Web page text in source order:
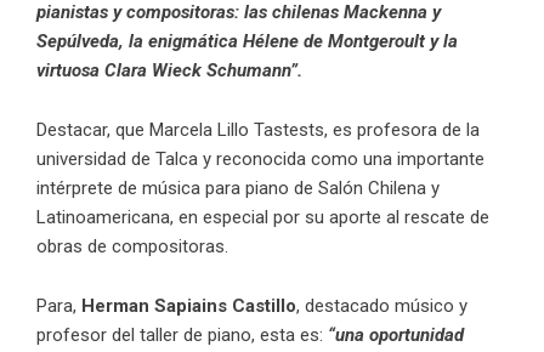
pianistas y compositoras: las chilenas Mackenna y
Sepúlveda, la enigmática Hélene de Montgeroult y la
virtuosa Clara Wieck Schumann”.
Destacar, que Marcela Lillo Tastests, es profesora de la
universidad de Talca y reconocida como una importante
intérprete de música para piano de Salón Chilena y
Latinoamericana, en especial por su aporte al rescate de
obras de compositoras.
Para, Herman Sapiains Castillo, destacado músico y
profesor del taller de piano, esta es: “una oportunidad